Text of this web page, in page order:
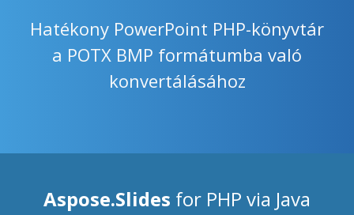
Hatékony PowerPoint PHP-könyvtár
a POTX BMP formátumba való
konvertálásához
Aspose.Slides for PHP via Java